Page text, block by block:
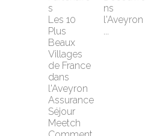
s
Les 10
Plus
Beaux
Villages
de France
dans
l'Aveyron
Assurance
Séjour
Meetch
ns
l'Aveyron
...